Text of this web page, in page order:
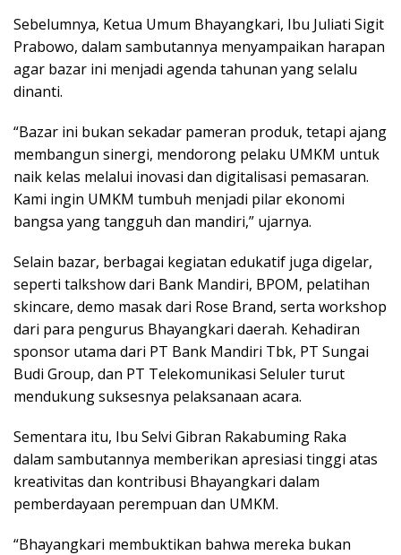
Sebelumnya, Ketua Umum Bhayangkari, Ibu Juliati Sigit
Prabowo, dalam sambutannya menyampaikan harapan
agar bazar ini menjadi agenda tahunan yang selalu
dinanti.
“Bazar ini bukan sekadar pameran produk, tetapi ajang
membangun sinergi, mendorong pelaku UMKM untuk
naik kelas melalui inovasi dan digitalisasi pemasaran.
Kami ingin UMKM tumbuh menjadi pilar ekonomi
bangsa yang tangguh dan mandiri,” ujarnya.
Selain bazar, berbagai kegiatan edukatif juga digelar,
seperti talkshow dari Bank Mandiri, BPOM, pelatihan
skincare, demo masak dari Rose Brand, serta workshop
dari para pengurus Bhayangkari daerah. Kehadiran
sponsor utama dari PT Bank Mandiri Tbk, PT Sungai
Budi Group, dan PT Telekomunikasi Seluler turut
mendukung suksesnya pelaksanaan acara.
Sementara itu, Ibu Selvi Gibran Rakabuming Raka
dalam sambutannya memberikan apresiasi tinggi atas
kreativitas dan kontribusi Bhayangkari dalam
pemberdayaan perempuan dan UMKM.
“Bhayangkari membuktikan bahwa mereka bukan